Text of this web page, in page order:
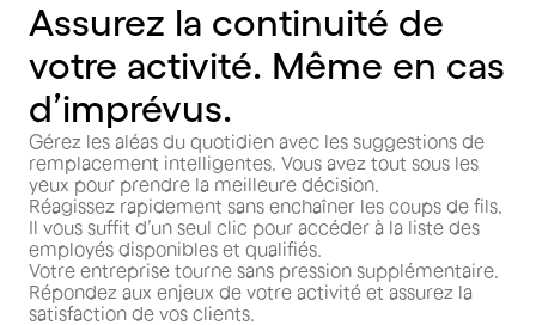
Assurez la continuité de
votre activité. Même en cas
d’imprévus.
Gérez les aléas du quotidien avec les suggestions de
remplacement intelligentes. Vous avez tout sous les
yeux pour prendre la meilleure décision.
Réagissez rapidement sans enchaîner les coups de fils.
Il vous suffit d’un seul clic pour accéder à la liste des
employés disponibles et qualifiés.
Votre entreprise tourne sans pression supplémentaire.
Répondez aux enjeux de votre activité et assurez la
satisfaction de vos clients.